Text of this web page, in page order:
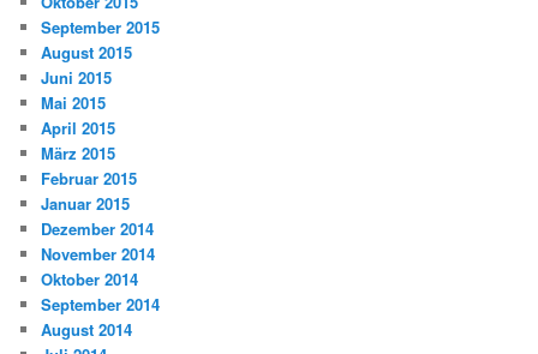
September 2015
August 2015
Juni 2015
Mai 2015
April 2015
März 2015
Februar 2015
Januar 2015
Dezember 2014
November 2014
Oktober 2014
September 2014
August 2014